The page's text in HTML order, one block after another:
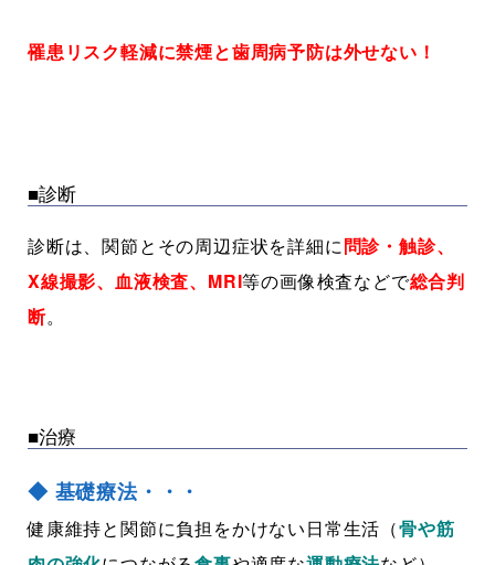
罹患リスク軽減に禁煙と歯周病予防は外せない！
■診断
診断は、関節とその周辺症状を詳細に問診・触診、
X線撮影、血液検査、MRI等の画像検査などで総合判
断。
■治療
◆ 基礎療法・・・
健康維持と関節に負担をかけない日常生活（骨や筋